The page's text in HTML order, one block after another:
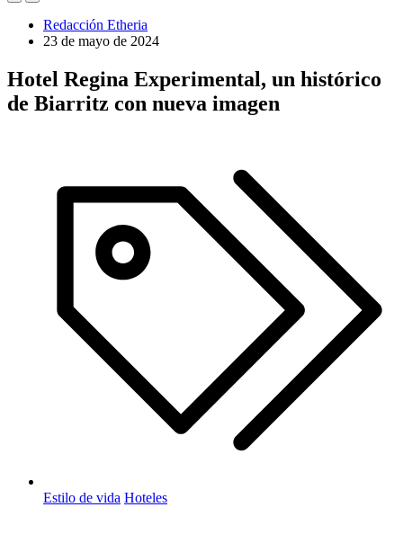
Redacción Etheria
23 de mayo de 2024
Hotel Regina Experimental, un histórico
de Biarritz con nueva imagen
Estilo de vida Hoteles